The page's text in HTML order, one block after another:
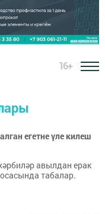
16+
егетне үле килеш
авылдан ерак
табалар.